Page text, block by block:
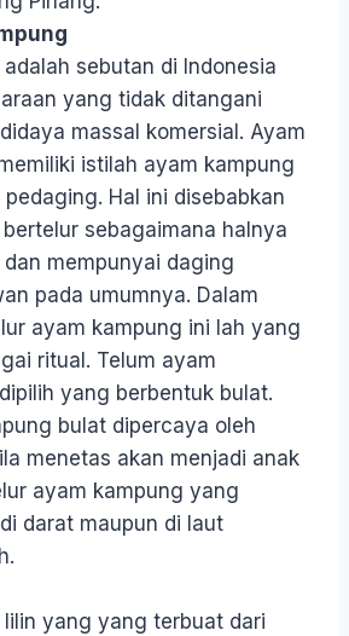
sebutan di Indonesia
yang tidak ditangani
massal komersial. Ayam
istilah ayam kampung
Hal ini disebabkan
sebagaimana halnya
mempunyai daging
pada umumnya. Dalam
ayam kampung ini lah yang
ritual. Telum ayam
yang berbentuk bulat.
bulat dipercaya oleh
menetas akan menjadi anak
ayam kampung yang
darat maupun di laut
yang yang terbuat dari